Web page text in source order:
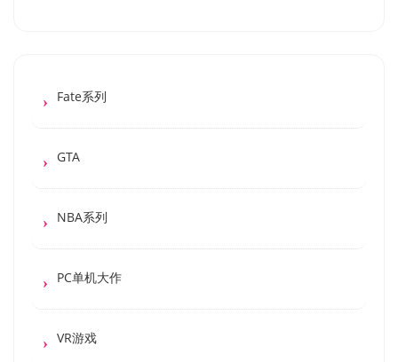
Fate系列
GTA
NBA系列
PC单机大作
VR游戏